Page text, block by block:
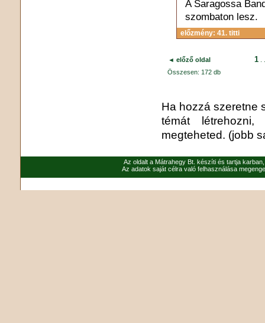
A Saragossa
szombaton lesz.
előzmény: 41. titti
◄ előző oldal 1
Összesen: 172 db
Ha hozzá szeretne
témát
megteheted. (jobb
Az oldalt a Mátrahegy Bt. készíti és tartja
Az adatok saját célra való felhasználása